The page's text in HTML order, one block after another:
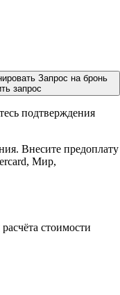
Запрос на бронь
запрос
подтверждения
Внесите предоплату
Мир,
стоимости